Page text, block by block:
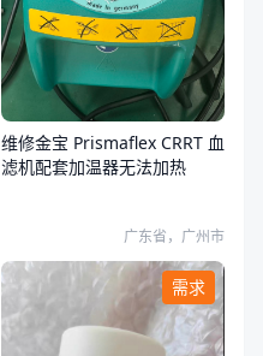
维修金宝 Prismaflex CRRT 血
滤机配套加温器无法加热
广东省，广州市
需求